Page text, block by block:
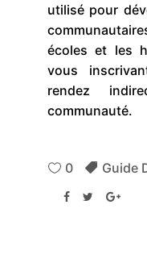
utilisé pour
écoles et les
vous
rendez
communauté.
0 Guide